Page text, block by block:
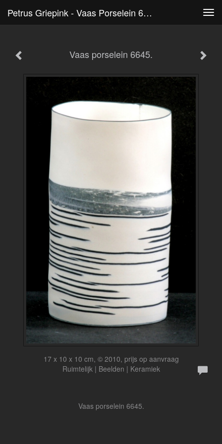
Petrus Griepink - Vaas Porselein 6645.
Vaas porselein 6645.
17 x 10 x 10 cm, © 2010, prijs op aanvraag
Ruimtelijk | Beelden | Keramiek
Vaas porselein 6645.